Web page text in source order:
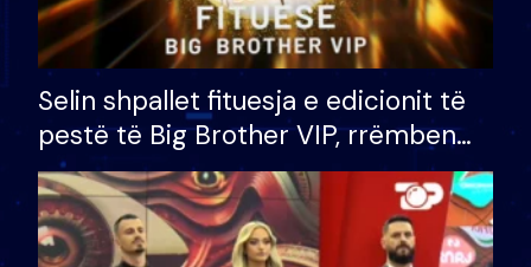
Selin shpallet fituesja e edicionit të
pestë të Big Brother VIP, rrëmben
çmimin e madh prej 100 mijë eurosh